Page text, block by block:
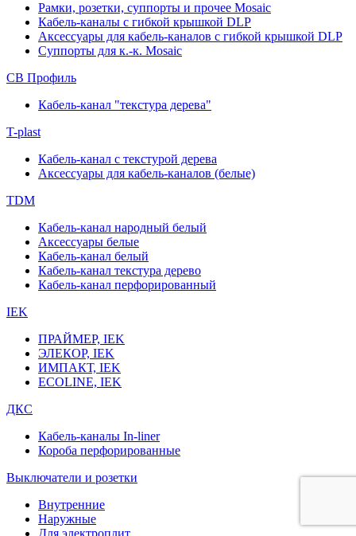
Рамки, розетки, суппорты и прочее Mosaic
Кабель-каналы с гибкой крышкой DLP
Аксессуары для кабель-каналов с гибкой крышкой DLP
Суппорты для к.-к. Mosaic
СВ Профиль
Кабель-канал "текстура дерева"
T-plast
Кабель-канал с текстурой дерева
Аксессуары для кабель-каналов (белые)
TDM
Кабель-канал народный белый
Аксессуары белые
Кабель-канал белый
Кабель-канал текстура дерево
Кабель-канал перфорированный
IEK
ПРАЙМЕР, IEK
ЭЛЕКОР, IEK
ИМПАКТ, IEK
ECOLINE, IEK
ДКС
Кабель-каналы In-liner
Короба перфорированные
Выключатели и розетки
Внутренние
Наружные
Для электроплит